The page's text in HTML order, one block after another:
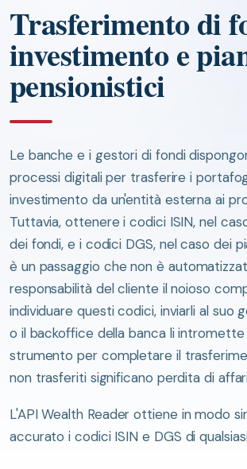
Trasferimento di
investimento e
pensionistici
Le banche e i gestori di fondi
processi digitali per trasferire i
investimento da un'entità esterna ai
Tuttavia, ottenere i codici ISIN, nel
dei fondi, e i codici DGS, nel caso dei
è un passaggio che non è
responsabilità del cliente il noioso
individuare questi codici, inviarli al suo
o il backoffice della banca li intromette
strumento per completare il
non trasferiti significano perdita di
L'API Wealth Reader ottiene in modo
accurato i codici ISIN e DGS di